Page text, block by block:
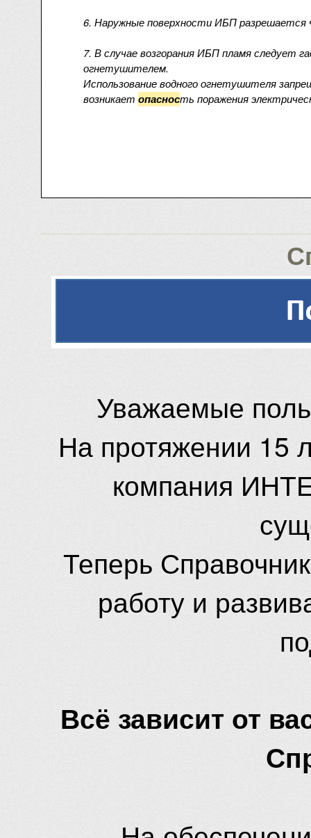
6. Наружные поверхности ИБП
7. В случае возгорания ИБП пламя следует
огнетушителем.
Использование водного огнетушителя
возникает опасность поражения
Уважаемые
На протяжении 15
компания
Теперь
работу и
Всё зависит от